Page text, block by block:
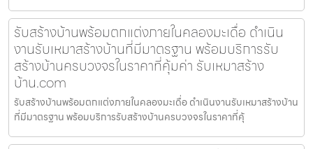
รับสร้างบ้านพร้อมตกแต่งภายในคลองมะเดื่อ ดำเนิน
งานรับเหมาสร้างบ้านที่มีมาตรฐาน พร้อมบริการรับ
สร้างบ้านครบวงจรในราคาที่คุ้มค่า รับเหมาสร้าง
บ้าน.com
รับสร้างบ้านพร้อมตกแต่งภายในคลองมะเดื่อ ดำเนินงานรับเหมาสร้างบ้าน
ที่มีมาตรฐาน พร้อมบริการรับสร้างบ้านครบวงจรในราคาที่คุ้